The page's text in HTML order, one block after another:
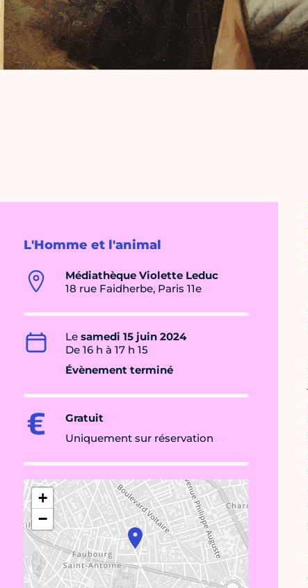
L'Homme et l'animal
Médiathèque Violette Leduc
18 rue Faidherbe, Paris 11e
Le samedi 15 juin 2024
De 16 h à 17 h 15
Évènement terminé
Gratuit
Uniquement sur réservation
+
−